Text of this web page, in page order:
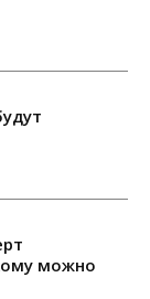
можно